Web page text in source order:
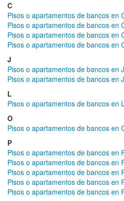
C
Pisos o apartamentos de bancos en
Pisos o apartamentos de bancos en
Pisos o apartamentos de bancos en
Pisos o apartamentos de bancos en
J
Pisos o apartamentos de bancos en
Pisos o apartamentos de bancos en
L
Pisos o apartamentos de bancos en
O
Pisos o apartamentos de bancos en
P
Pisos o apartamentos de bancos en
Pisos o apartamentos de bancos en
Pisos o apartamentos de bancos en
Pisos o apartamentos de bancos en
Pisos o apartamentos de bancos en